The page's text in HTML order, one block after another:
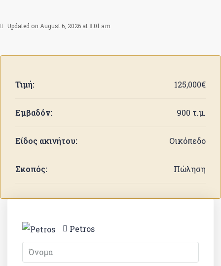
Updated on August 6, 2026 at 8:01 am
Τιμή: 125,000€
Εμβαδόν: 900 τ.μ.
Είδος ακινήτου: Οικόπεδο
Σκοπός: Πώληση
Petros